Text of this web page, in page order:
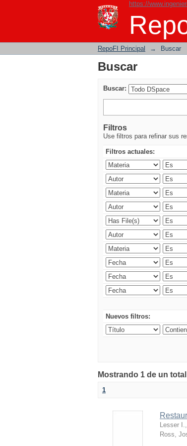
https://
Buscar
RepoFI Principal → Buscar
Buscar
Buscar:
Filtros
Use filtros para refinar sus
Filtros actuales:
Nuevos filtros:
Mostrando 1 de un
1
Lesser
Ross,